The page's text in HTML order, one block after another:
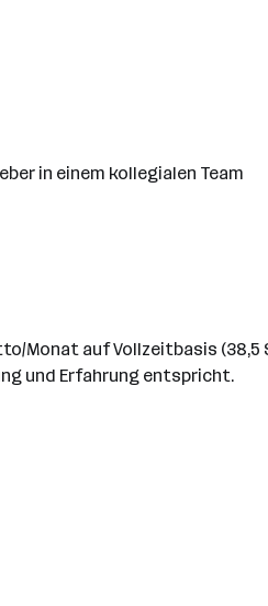
in einem kollegialen Team
auf Vollzeitbasis (38,5
und Erfahrung entspricht.